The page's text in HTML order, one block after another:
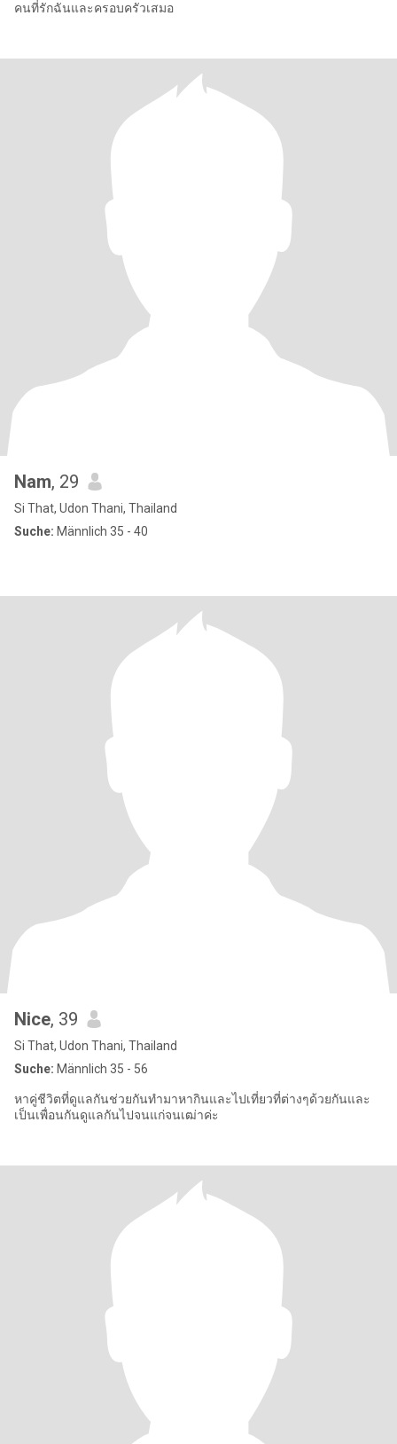
คนที่รักฉันและครอบครัวเสมอ
Nam, 29
Si That, Udon Thani, Thailand
Suche: Männlich 35 - 40
Nice, 39
Si That, Udon Thani, Thailand
Suche: Männlich 35 - 56
หาคู่ชีวิตที่ดูแลกันช่วยกันทำมาหากินและไปเที่ยวที่ต่างๆด้วยกันและ
เป็นเพื่อนกันดูแลกันไปจนแก่จนเฒ่าค่ะ